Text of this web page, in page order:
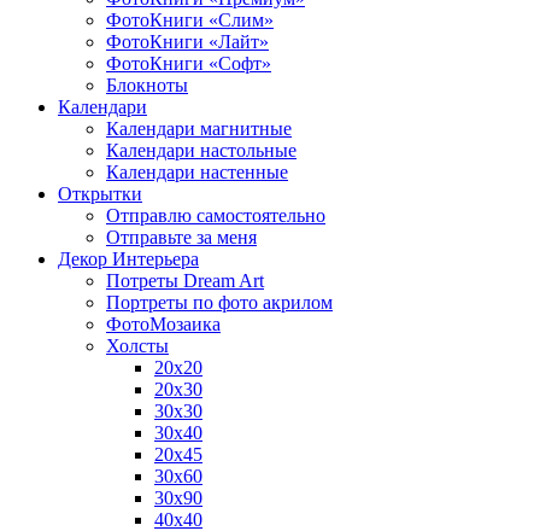
ФотоКниги «Слим»
ФотоКниги «Лайт»
ФотоКниги «Софт»
Блокноты
Календари
Календари магнитные
Календари настольные
Календари настенные
Открытки
Отправлю самостоятельно
Отправьте за меня
Декор Интерьера
Потреты Dream Art
Портреты по фото акрилом
ФотоМозаика
Холсты
20х20
20х30
30х30
30х40
20х45
30х60
30х90
40х40